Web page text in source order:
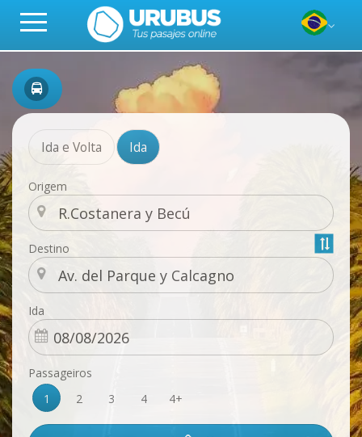
Ida e Volta Ida
Origem
Destino
Ida
Passageiros
1
2 3 4 4+